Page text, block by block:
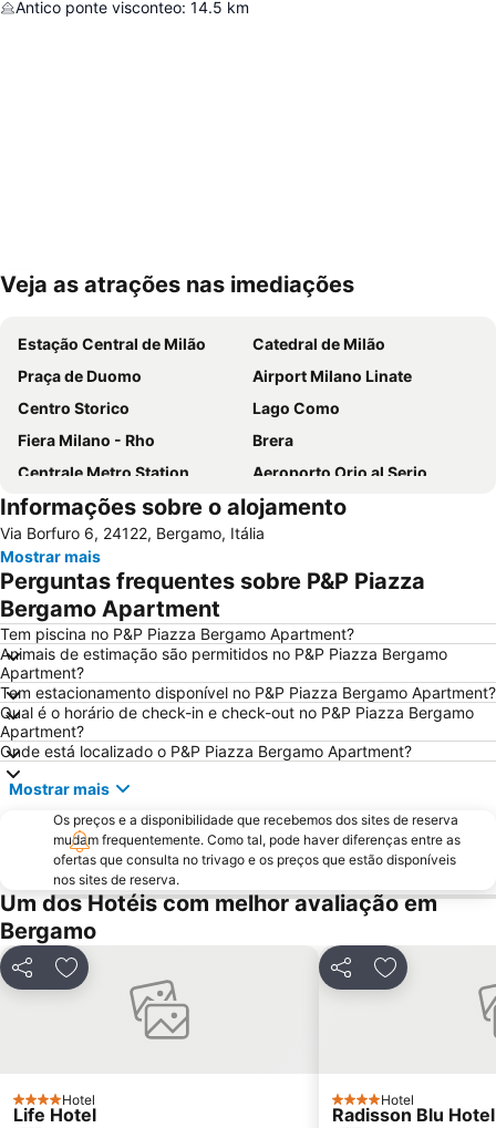
Antico ponte visconteo: 14.5 km
Ampliar mapa
Veja as atrações nas imediações
Estação Central de Milão
Catedral de Milão
Praça de Duomo
Airport Milano Linate
Centro Storico
Lago Como
Fiera Milano - Rho
Brera
Centrale Metro Station
Aeroporto Orio al Serio
Navigli
Cidade Alta de Bérgamo
Stazione di Bergamo
San Siro
Stazione Porta Garibaldi
Lampugnano Metro Station
Autodromo Nazionale Monza
San Siro Stadio Metro Station
Cadorna – Triennale Metro Station
Porta Romana
Porta Garibaldi
Porta Venezia
Galeria Vittorio Emanuele II
Porto Como
Lampugnano
Museo del Duomo di Milano
Funicolare di Città Alta
Boccaleone
Garibaldi Metro Station
Teatro dal Verme
Bicocca
Via Montenapoleone
San Siro Ippodromo Metro Station
Stazione Milano Lambrate
Castelo Sforzeco
Porta Genova
Lago d' Iseo
Zara Metro Station
Duomo Metro Station
Abbiategrasso Metro Station
Informações sobre o alojamento
Via Borfuro 6, 24122, Bergamo, Itália
Mostrar mais
Perguntas frequentes sobre P&P Piazza
Bergamo Apartment
Tem piscina no P&P Piazza Bergamo Apartment?
Animais de estimação são permitidos no P&P Piazza Bergamo
Apartment?
Tem estacionamento disponível no P&P Piazza Bergamo Apartment?
Qual é o horário de check-in e check-out no P&P Piazza Bergamo
Apartment?
Onde está localizado o P&P Piazza Bergamo Apartment?
Mostrar mais
Os preços e a disponibilidade que recebemos dos sites de reserva
mudam frequentemente. Como tal, pode haver diferenças entre as
ofertas que consulta no trivago e os preços que estão disponíveis
nos sites de reserva.
Um dos Hotéis com melhor avaliação em
Bergamo
PartilharAdicionar aos favoritos
4 Estrelas
Hotel
Life Hotel
PartilharAdicionar
4 Estrelas
Hotel
Radisson Blu